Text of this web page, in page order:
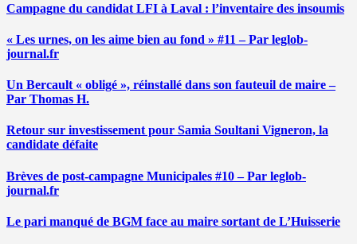
Campagne du candidat LFI à Laval : l’inventaire des insoumis
« Les urnes, on les aime bien au fond » #11 – Par leglob-
journal.fr
Un Bercault « obligé », réinstallé dans son fauteuil de maire –
Par Thomas H.
Retour sur investissement pour Samia Soultani Vigneron, la
candidate défaite
Brèves de post-campagne Municipales #10 – Par leglob-
journal.fr
Le pari manqué de BGM face au maire sortant de L’Huisserie